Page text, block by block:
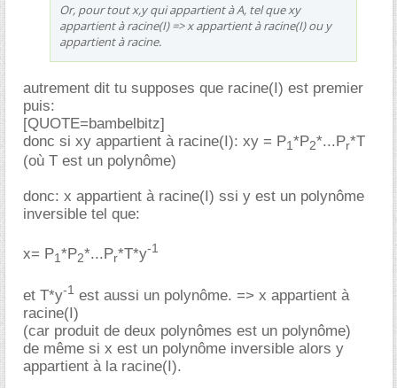
Or, pour tout x,y qui appartient à A, tel que xy
appartient à racine(I) => x appartient à racine(I) ou y
appartient à racine.
autrement dit tu supposes que racine(I) est premier
puis:
[QUOTE=bambelbitz]
donc si xy appartient à racine(I): xy = P1*P2*...Pr*T
(où T est un polynôme)
donc: x appartient à racine(I) ssi y est un polynôme
inversible tel que:
x= P1*P2*...Pr*T*y-1
et T*y-1 est aussi un polynôme. => x appartient à
racine(I)
(car produit de deux polynômes est un polynôme)
de même si x est un polynôme inversible alors y
appartient à la racine(I).